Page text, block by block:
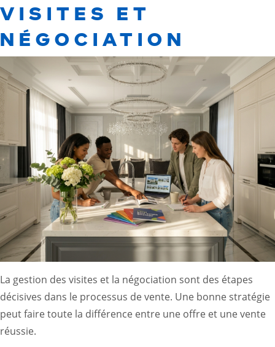
VISITES ET
NÉGOCIATION
La gestion des visites et la négociation sont des étapes
décisives dans le processus de vente. Une bonne stratégie
peut faire toute la différence entre une offre et une vente
réussie.